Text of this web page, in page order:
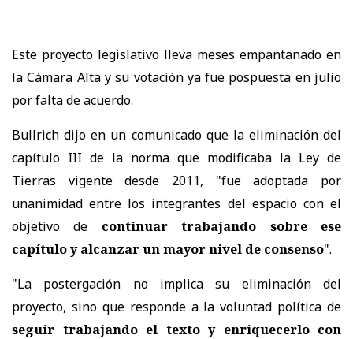
Este proyecto legislativo lleva meses empantanado en
la Cámara Alta y su votación ya fue pospuesta en julio
por falta de acuerdo.
Bullrich dijo en un comunicado que la eliminación del
capítulo III de la norma que modificaba la Ley de
Tierras vigente desde 2011, "fue adoptada por
unanimidad entre los integrantes del espacio con el
objetivo de continuar trabajando sobre ese
capítulo y alcanzar un mayor nivel de consenso".
"La postergación no implica su eliminación del
proyecto, sino que responde a la voluntad política de
seguir trabajando el texto y enriquecerlo con